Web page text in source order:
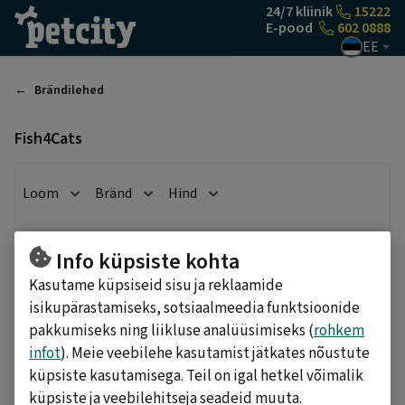
24/7 kliinik
15222
E-pood
602 0888
EE
Brändilehed
Fish4Cats
Loom Bränd Hind
Valitud filtrid
FISH4CATS
FISH4CATS
Tühjenda
Leiti15toode(t) Järjesta
Info küpsiste kohta
Kasutame küpsiseid sisu ja reklaamide
isikupärastamiseks, sotsiaalmeedia funktsioonide
pakkumiseks ning liikluse analüüsimiseks (rohkem
infot). Meie veebilehe kasutamist jätkates nõustute
küpsiste kasutamisega. Teil on igal hetkel võimalik
küpsiste ja veebilehitseja seadeid muuta.